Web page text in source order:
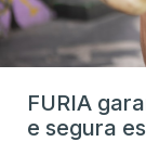
FURIA
e segura